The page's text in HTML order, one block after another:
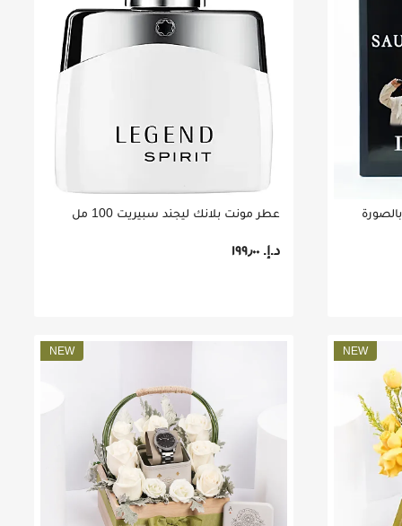
عطر مونت بلانك ليجند سبيريت 100 مل
د.إ.‏ ١٩٩٫٠٠